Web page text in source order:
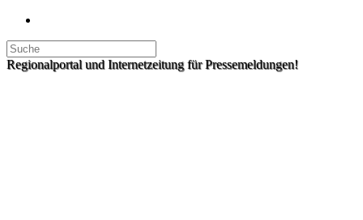
Regionalportal und Internetzeitung für Pressemeldungen!